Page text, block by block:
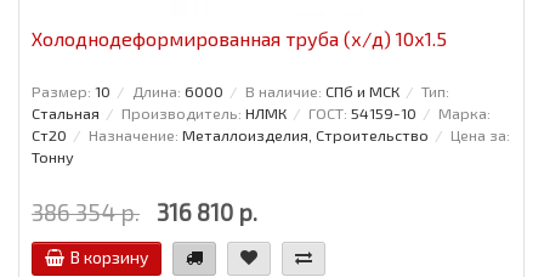
Холоднодеформированная труба (х/д) 10x1.5
Размер: 10 Длина: 6000 В наличие: СПб и МСК
Тип:
Стальная
Производитель: НЛМК ГОСТ: 54159-10
Марка:
Ст20
Назначение: Металлоизделия, Строительство
Цена за:
Тонну
386 354 р. 316 810 р.
В корзину